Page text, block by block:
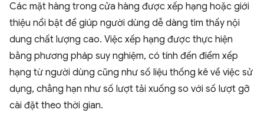
Các mặt hàng trong cửa hàng được xếp hạng hoặc giới
thiệu nổi bật để giúp người dùng dễ dàng tìm thấy nội
dung chất lượng cao. Việc xếp hạng được thực hiện
bằng phương pháp suy nghiệm, có tính đến điểm xếp
hạng từ người dùng cũng như số liệu thống kê về việc sử
dụng, chẳng hạn như số lượt tải xuống so với số lượt gỡ
cài đặt theo thời gian.